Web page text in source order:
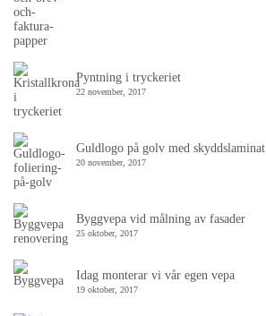
Pyntning i tryckeriet
22 november, 2017
Guldlogo på golv med skyddslaminat
20 november, 2017
Byggvepa vid målning av fasader
25 oktober, 2017
Idag monterar vi vår egen vepa
19 oktober, 2017